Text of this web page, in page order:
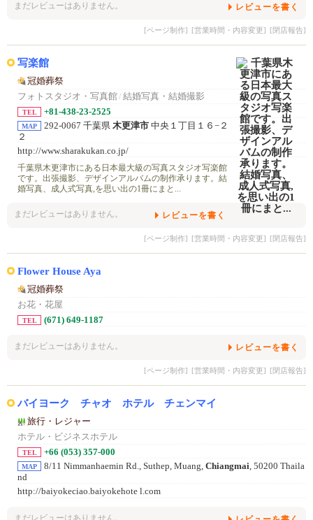
まだレビューはありません。 レビューを書く
[ページ制作] [営業時間・内容変更] [閉店報告]
写楽館
冠婚葬祭
フォトスタジオ・写真館/ 結婚写真・結婚撮影
TEL +81-438-23-2525
MAP 292-0067 千葉県 木更津市 中央１丁目１６−２
２
http://www.sharakukan.co.jp/
千葉県木更津市にある日本最大級の写真スタジオ写楽館
です。出張撮影、デザインアルバムの制作承ります。結
婚写真、成人式写真,を思い出の1冊にまと...
まだレビューはありません。 レビューを書く
[ページ制作] [営業時間・内容変更] [閉店報告]
Flower House Aya
冠婚葬祭
お花・花屋
TEL (671) 649-1187
まだレビューはありません。 レビューを書く
[ページ制作] [営業時間・内容変更] [閉店報告]
バイヨーク チャオ ホテル チェンマイ
旅行・レジャー
ホテル・ビジネスホテル
TEL +66 (053) 357-000
MAP 8/11 Nimmanhaemin Rd., Suthep, Muang, Chiangmai, 50200 Thaila
nd
http://baiyokeciao.baiyokehote l.com
まだレビューはありません。